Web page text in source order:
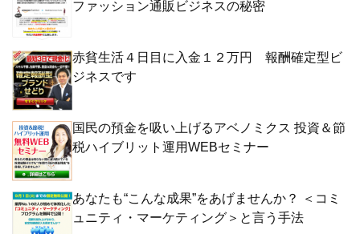
ファッション通販ビジネスの秘密
赤貧生活４日目に入金１２万円 報酬確定型ビ
ジネスです
国民の預金を吸い上げるアベノミクス 投資＆節
税ハイブリット運用WEBセミナー
あなたも“こんな成果”をあげませんか？ ＜コミ
ュニティ・マーケティング＞と言う手法